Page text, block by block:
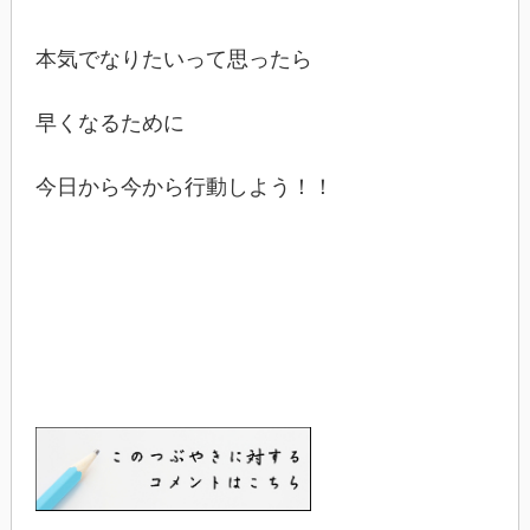
本気でなりたいって思ったら
早くなるために
今日から今から行動しよう！！